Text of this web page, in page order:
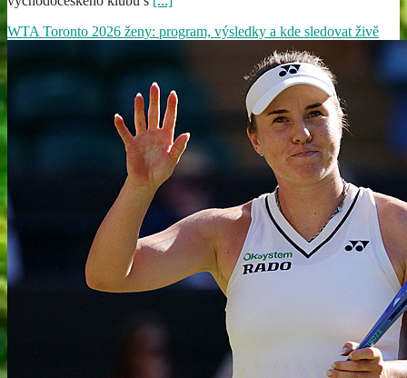
WTA Toronto 2026 ženy: program, výsledky a kde sledovat živě